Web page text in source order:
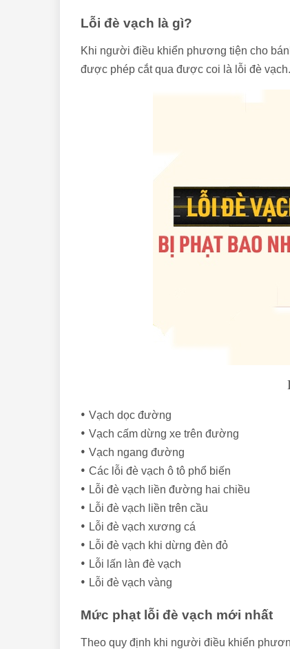
Lỗi đè vạch là gì?
Khi người điều khiển phương tiện cho
được phép cắt qua được coi là lỗi đè
• Vạch dọc đường
• Vạch cấm dừng xe trên đường
• Vạch ngang đường
• Các lỗi đè vạch ô tô phổ biến
• Lỗi đè vạch liền đường hai chiều
• Lỗi đè vạch liền trên cầu
• Lỗi đè vạch xương cá
• Lỗi đè vạch khi dừng đèn đỏ
• Lỗi lấn làn đè vạch
• Lỗi đè vạch vàng
Mức phạt lỗi đè vạch mới nhất
Theo quy định khi người điều khiển